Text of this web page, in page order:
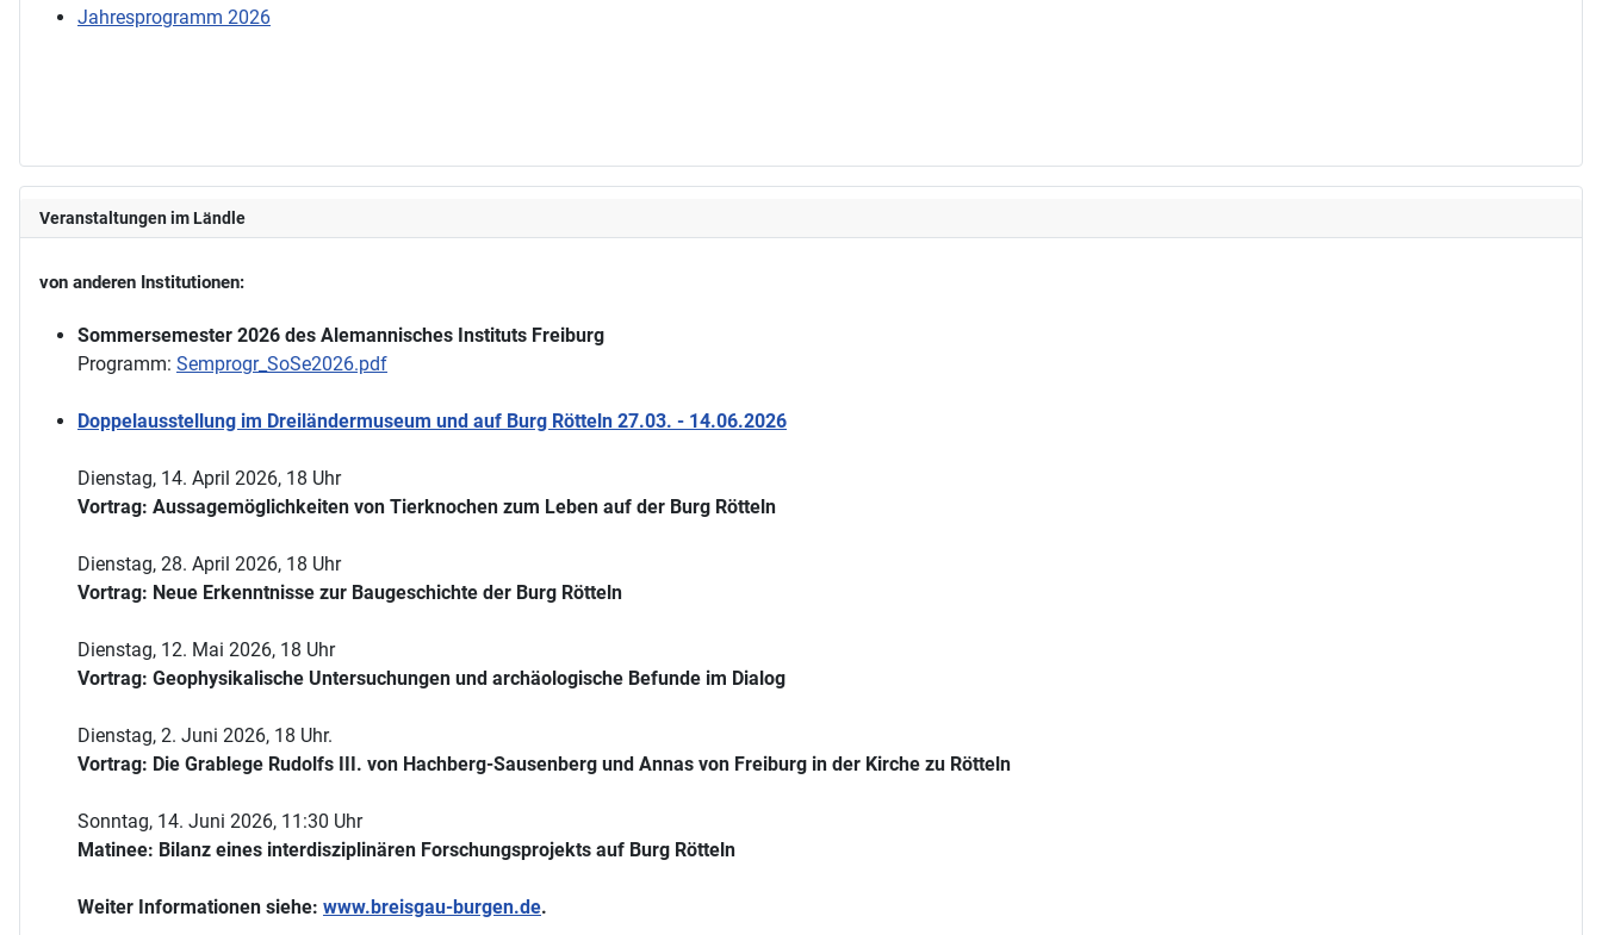
Jahresprogramm 2026
Veranstaltungen im Ländle
von anderen Institutionen:
Sommersemester 2026 des Alemannisches Instituts Freiburg
Programm: Semprogr_SoSe2026.pdf
Doppelausstellung im Dreiländermuseum und auf Burg Rötteln 27.03. - 14.06.2026
Dienstag, 14. April 2026, 18 Uhr
Vortrag: Aussagemöglichkeiten von Tierknochen zum Leben auf der Burg Rötteln
Dienstag, 28. April 2026, 18 Uhr
Vortrag: Neue Erkenntnisse zur Baugeschichte der Burg Rötteln
Dienstag, 12. Mai 2026, 18 Uhr
Vortrag: Geophysikalische Untersuchungen und archäologische Befunde im Dialog
Dienstag, 2. Juni 2026, 18 Uhr.
Vortrag: Die Grablege Rudolfs III. von Hachberg-Sausenberg und Annas von Freiburg in der Kirche zu Rötteln
Sonntag, 14. Juni 2026, 11:30 Uhr
Matinee: Bilanz eines interdisziplinären Forschungsprojekts auf Burg Rötteln
Weiter Informationen siehe: www.breisgau-burgen.de.